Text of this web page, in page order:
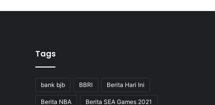
Tags
bank bjb BBRI Berita Hari Ini
Berita NBA Berita SEA Games 2021